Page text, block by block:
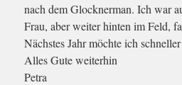
nach dem Glocknerman. Ich war
Frau, aber weiter hinten im Feld,
Nächstes Jahr möchte ich
Alles Gute weiterhin
Petra